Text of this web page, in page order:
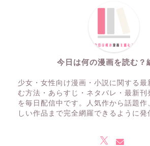
今日は何の漫画を読む？
少女・女性向け漫画・小説に関する最
む方法・あらすじ・ネタバレ・最新刊
を毎日配信中です。人気作から話題作
しい作品まで完全網羅できるように発